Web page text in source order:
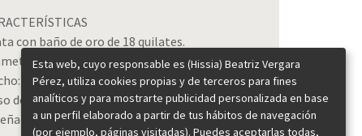
con baño de oro de 18 quilates.
2 cm
1 cm
de un solo pendiente: 8 gramos.
y hechas a mano en España.
Esta web, cuyo responsable es (Hissia) Beatriz Vergara
Pérez, utiliza cookies propias y de terceros para fines
analíticos y para mostrarte publicidad personalizada en base
a un perfil elaborado a partir de tus hábitos de navegación
(por ejemplo, páginas visitadas). Puedes aceptarlas todas,